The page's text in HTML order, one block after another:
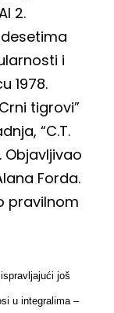
2.
i
1978.
tigrovi”
“C.T.
Objavljivao
Forda.
pravilnom
još
u integralima –